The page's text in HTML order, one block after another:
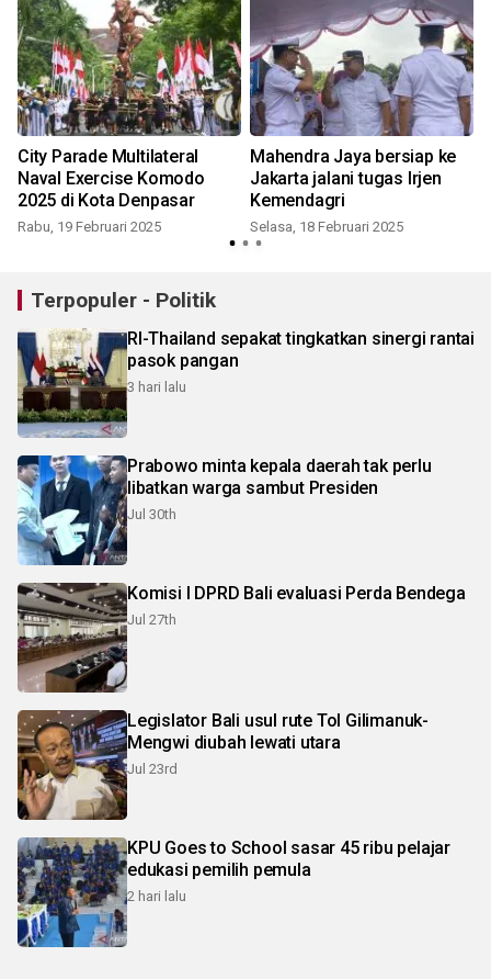
City Parade Multilateral
Naval Exercise Komodo
2025 di Kota Denpasar
Rabu, 19 Februari 2025
Mahendra Jaya bersiap ke
Jakarta jalani tugas Irjen
Kemendagri
Selasa, 18 Februari 2025
Terpopuler - Politik
RI-Thailand sepakat tingkatkan sinergi rantai
pasok pangan
3 hari lalu
Prabowo minta kepala daerah tak perlu
libatkan warga sambut Presiden
Jul 30th
Komisi I DPRD Bali evaluasi Perda Bendega
Jul 27th
Legislator Bali usul rute Tol Gilimanuk-
Mengwi diubah lewati utara
Jul 23rd
KPU Goes to School sasar 45 ribu pelajar
edukasi pemilih pemula
2 hari lalu